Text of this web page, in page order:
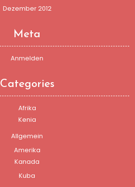
Dezember 2012
Meta
Anmelden
Categories
Afrika
Kenia
Allgemein
Amerika
Kanada
Kuba